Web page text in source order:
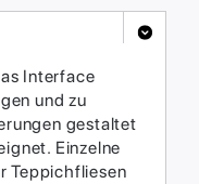
Interface
und zu
gestaltet
Einzelne
Teppichfliesen